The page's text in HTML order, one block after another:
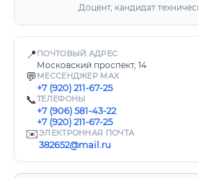
Доцент, кандидат
📍 ПОЧТОВЫЙ АДРЕС
Московский проспект, 14
💬 МЕССЕНДЖЕР MAX
+7 (920) 211-67-25
📞ТЕЛЕФОНЫ
+7 (906) 581-43-22
+7 (920) 211-67-25
✉️ЭЛЕКТРОННАЯ ПОЧТА
382652@mail.ru